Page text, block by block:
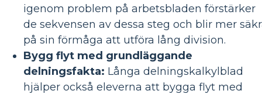
igenom problem på arbetsbladen förstärker
de sekvensen av dessa steg och blir mer
på sin förmåga att utföra lång division.
Bygg flyt med grundläggande
delningsfakta: Långa delningskalkylblad
hjälper också eleverna att bygga flyt med